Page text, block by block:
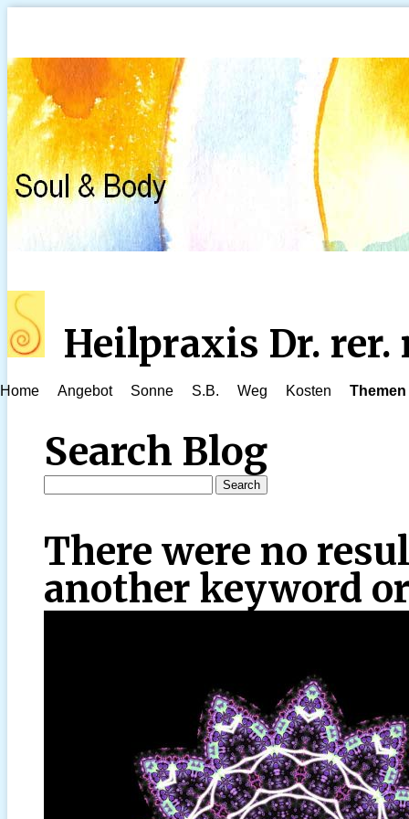
Heilpraxis Dr. rer.
Home Angebot Sonne S.B. Weg Kosten Themen
Search Blog
There were no
another keyword